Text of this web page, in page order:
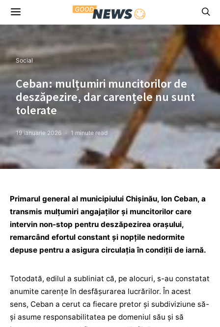
Social
Ceban: mulțumiri muncitorilor de
deszăpezire, dar carențele nu sunt
tolerate
19 ianuarie 2026 1 minute read
Primarul general al municipiului Chișinău, Ion Ceban, a
transmis mulțumiri angajaților și muncitorilor care
intervin non-stop pentru deszăpezirea orașului,
remarcând efortul constant și nopțile nedormite
depuse pentru a asigura circulația în condiții de iarnă.
Totodată, edilul a subliniat că, pe alocuri, s-au constatat
anumite carențe în desfășurarea lucrărilor. În acest
sens, Ceban a cerut ca fiecare pretor și subdiviziune să-
și asume responsabilitatea pe domeniul său și să